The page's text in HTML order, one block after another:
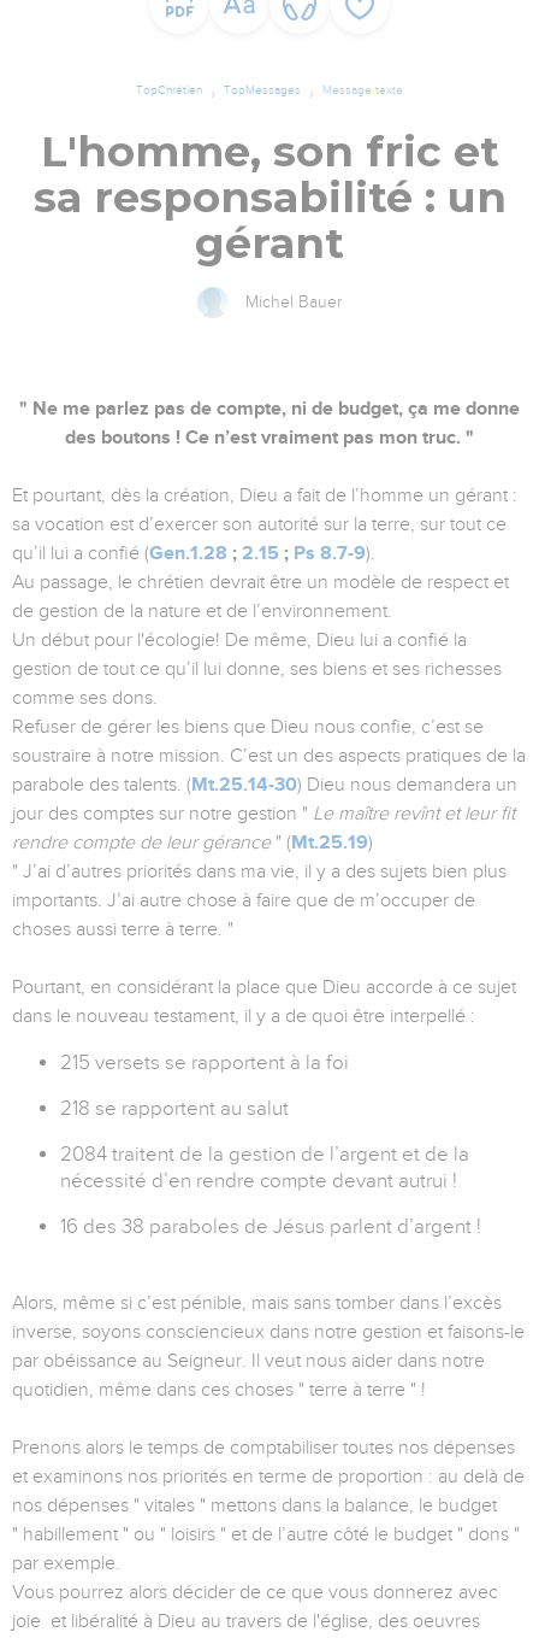
TopChrétien TopMessages Message texte
L'homme, son fric et
sa responsabilité : un
gérant
Michel Bauer
" Ne me parlez pas de compte, ni de budget, ça me donne
des boutons ! Ce n’est vraiment pas mon truc. "
Et pourtant, dès la création, Dieu a fait de l’homme un gérant :
sa vocation est d’exercer son autorité sur la terre, sur tout ce
qu’il lui a confié (Gen.1.28 ; 2.15 ; Ps 8.7-9).
Au passage, le chrétien devrait être un modèle de respect et
de gestion de la nature et de l’environnement.
Un début pour l'écologie! De même, Dieu lui a confié la
gestion de tout ce qu’il lui donne, ses biens et ses richesses
comme ses dons.
Refuser de gérer les biens que Dieu nous confie, c’est se
soustraire à notre mission. C’est un des aspects pratiques de la
parabole des talents. (Mt.25.14-30) Dieu nous demandera un
jour des comptes sur notre gestion " Le maître revînt et leur fit
rendre compte de leur gérance" (Mt.25.19)
" J’ai d’autres priorités dans ma vie, il y a des sujets bien plus
importants. J’ai autre chose à faire que de m’occuper de
choses aussi terre à terre. "
Pourtant, en considérant la place que Dieu accorde à ce sujet
dans le nouveau testament, il y a de quoi être interpellé :
215 versets se rapportent à la foi
218 se rapportent au salut
2084 traitent de la gestion de l’argent et de la
nécessité d’en rendre compte devant autrui !
16 des 38 paraboles de Jésus parlent d’argent !
Alors, même si c’est pénible, mais sans tomber dans l’excès
inverse, soyons consciencieux dans notre gestion et faisons-le
par obéissance au Seigneur. Il veut nous aider dans notre
quotidien, même dans ces choses " terre à terre " !
Prenons alors le temps de comptabiliser toutes nos dépenses
et examinons nos priorités en terme de proportion : au delà de
nos dépenses " vitales " mettons dans la balance, le budget
" habillement " ou " loisirs " et de l’autre côté le budget " dons "
par exemple.
Vous pourrez alors décider de ce que vous donnerez avec
joie et libéralité à Dieu au travers de l'église, des oeuvres